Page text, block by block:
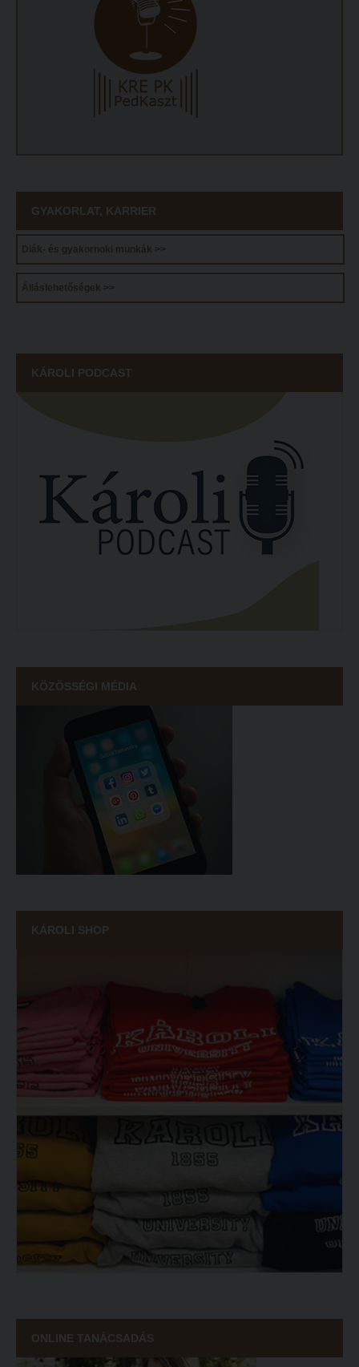
Díszoklevél igénylés
GYAKORLAT, KARRIER
Diák- és gyakornoki munkák >>
Álláslehetőségek >>
KÁROLI PODCAST
KÖZÖSSÉGI MÉDIA
KÁROLI SHOP
ONLINE TANÁCSADÁS